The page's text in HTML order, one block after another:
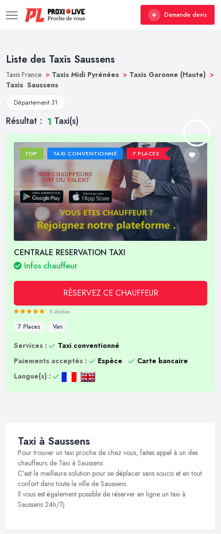
Demande devis
Liste des Taxis Saussens
Taxis France > Taxis Midi Pyrénées > Taxis Garonne (Haute) >
Taxis Saussens
Département 31
Résultat : 1 Taxi(s)
TOP TAXI CONVENTIONNÉ 7 PLACES
CENTRALE RESERVATION TAXI
Infos chauffeur
RÉSERVEZ CE CHAUFFEUR
5 étoiles
7 Places Van
Services :
Taxi conventionné
Paiements acceptés :
Espèce
Carte bancaire
Langue(s) :
Taxi à Saussens
Pour trouver un taxi proche de chez vous, faites appel à un des
chauffeurs de Taxi à Saussens .
C’est la meilleure solution pour se déplacer sans soucis et en tout
confort dans toute la ville de Saussens.
Il vous est également possible de réserver en ligne un taxi à
Saussens 24h/7j .